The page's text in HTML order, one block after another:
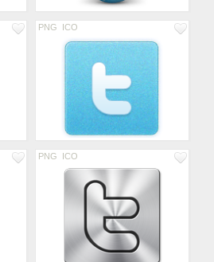
PNG ICO
PNG ICO